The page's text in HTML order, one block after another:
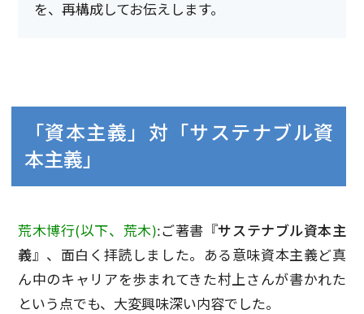
を、再構成してお伝えします。
「資本主義」対「サステナブル資
本主義」
荒木博行(以下、荒木):ご著書『サステナブル資本主
義』、面白く拝読しました。ある意味資本主義ど真
ん中のキャリアを歩まれてきた村上さんが書かれた
という点でも、大変興味深い内容でした。